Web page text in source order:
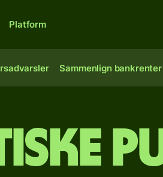
Platform
Sammenlign bankrenter